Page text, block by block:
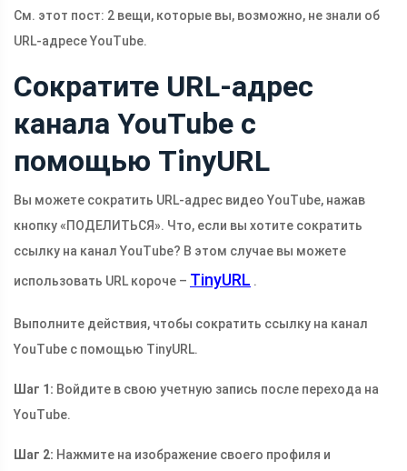
См. этот пост: 2 вещи, которые вы, возможно, не знали об
URL-адресе YouTube.
Сократите URL-адрес
канала YouTube с
помощью TinyURL
Вы можете сократить URL-адрес видео YouTube, нажав
кнопку «ПОДЕЛИТЬСЯ». Что, если вы хотите сократить
ссылку на канал YouTube? В этом случае вы можете
использовать URL короче – TinyURL .
Выполните действия, чтобы сократить ссылку на канал
YouTube с помощью TinyURL.
Шаг 1: Войдите в свою учетную запись после перехода на
YouTube.
Шаг 2: Нажмите на изображение своего профиля и